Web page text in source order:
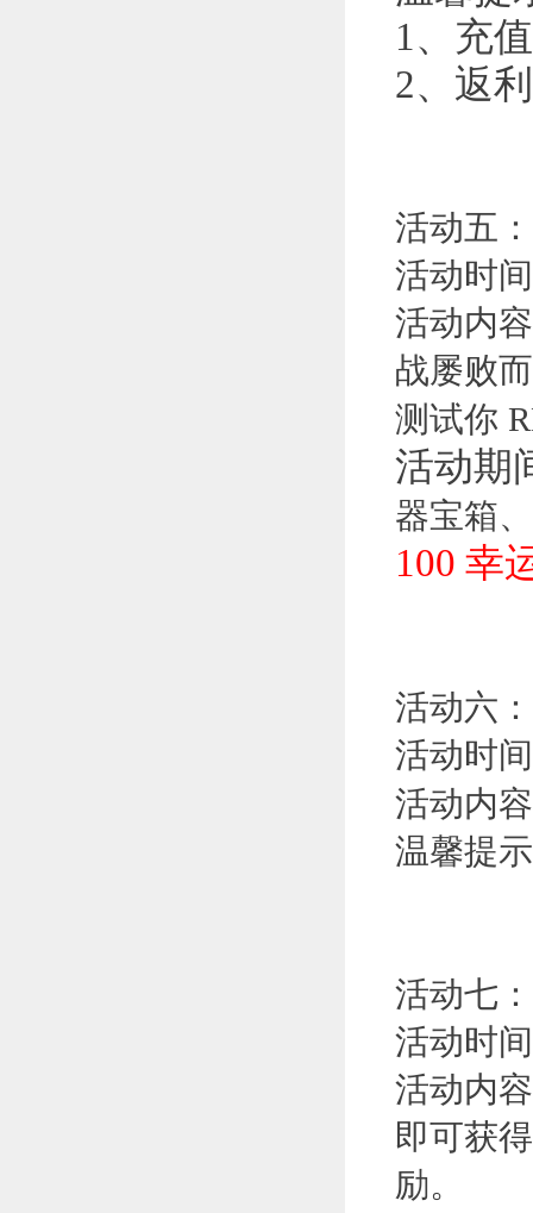
1、充
2、返
活动五
活动时
活动内
战屡败
测试你
活动期
器宝箱
100 幸
活动六
活动时
活动内
温馨提
活动七
活动时
活动内
即可获
励。